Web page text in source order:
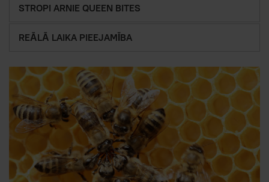
STROPI ARNIE QUEEN BITES
REĀLĀ LAIKA PIEEJAMĪBA